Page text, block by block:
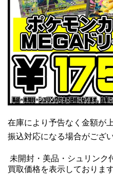
在庫により予告なく金額が
振込対応になる場合がござ
未開封・美品・シュリンク
買取価格を表示しております